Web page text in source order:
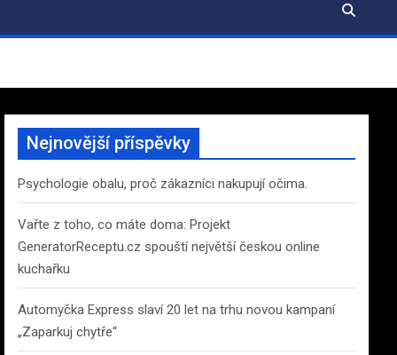
Nejnovější příspěvky
Psychologie obalu, proč zákazníci nakupují očima.
Vařte z toho, co máte doma: Projekt
GeneratorReceptu.cz spouští největší českou online
kuchařku
Automyčka Express slaví 20 let na trhu novou kampaní
„Zaparkuj chytře“